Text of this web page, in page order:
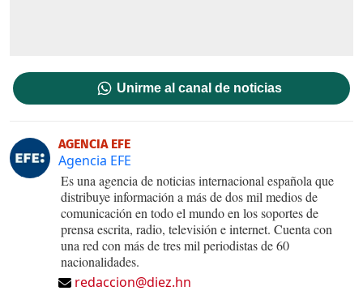
Unirme al canal de noticias
AGENCIA EFE
Agencia EFE
Es una agencia de noticias internacional española que
distribuye información a más de dos mil medios de
comunicación en todo el mundo en los soportes de
prensa escrita, radio, televisión e internet. Cuenta con
una red con más de tres mil periodistas de 60
nacionalidades.
redaccion@diez.hn